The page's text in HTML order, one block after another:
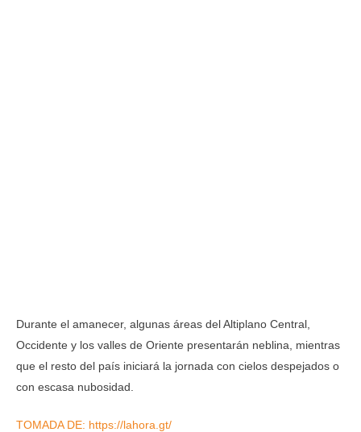
Durante el amanecer, algunas áreas del Altiplano Central,
Occidente y los valles de Oriente presentarán neblina, mientras
que el resto del país iniciará la jornada con cielos despejados o
con escasa nubosidad.
TOMADA DE: https://lahora.gt/